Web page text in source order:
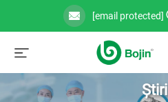
[email protected]
Știri